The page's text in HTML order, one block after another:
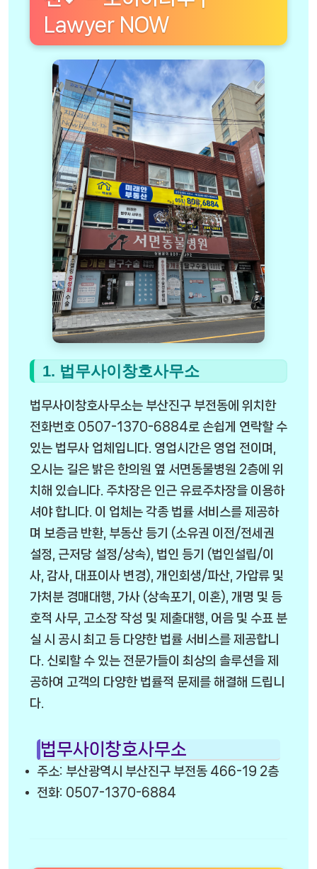
Lawyer NOW
1. 법무사이창호사무소
법무사이창호사무소는 부산진구 부전동에 위치한
전화번호 0507-1370-6884로 손쉽게 연락할 수
있는 법무사 업체입니다. 영업시간은 영업 전이며,
오시는 길은 밝은 한의원 옆 서면동물병원 2층에 위
치해 있습니다. 주차장은 인근 유료주차장을 이용하
셔야 합니다. 이 업체는 각종 법률 서비스를 제공하
며 보증금 반환, 부동산 등기 (소유권 이전/전세권
설정, 근저당 설정/상속), 법인 등기 (법인설립/이
사, 감사, 대표이사 변경), 개인회생/파산, 가압류 및
가처분 경매대행, 가사 (상속포기, 이혼), 개명 및 등
호적 사무, 고소장 작성 및 제출대행, 어음 및 수표 분
실 시 공시 최고 등 다양한 법률 서비스를 제공합니
다. 신뢰할 수 있는 전문가들이 최상의 솔루션을 제
공하여 고객의 다양한 법률적 문제를 해결해 드립니
다.
법무사이창호사무소
주소: 부산광역시 부산진구 부전동 466-19 2층
전화: 0507-1370-6884